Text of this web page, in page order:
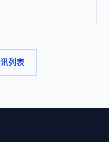
列表